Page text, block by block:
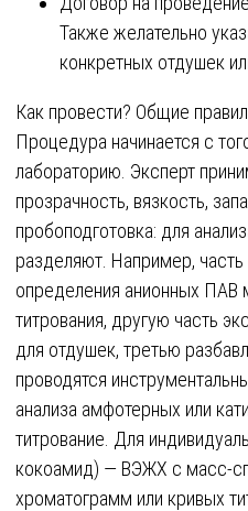
Также желательно
конкретных отдушек
Как провести? Общие
Процедура начинается с
лабораторию. Эксперт
прозрачность, вязкость,
пробоподготовка: для
разделяют. Например,
определения анионных ПАВ
титрования, другую часть
для отдушек, третью
проводятся
анализа амфотерных или
титрование. Для
кокоамид) — ВЭЖХ с масс-
хроматограмм или кривых